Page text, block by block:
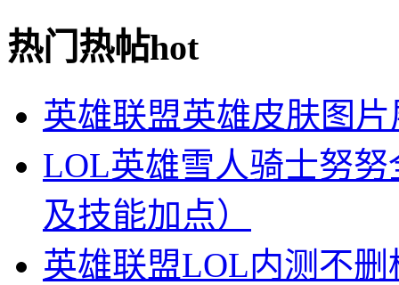
热门热帖hot
英雄联盟英雄皮肤图
LOL英雄雪人骑士努
及技能加点）
英雄联盟LOL内测不